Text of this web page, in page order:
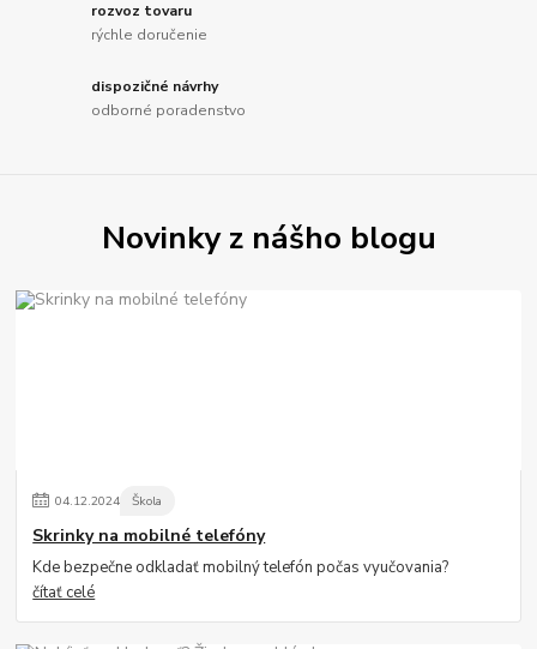
rozvoz tovaru
rýchle doručenie
dispozičné návrhy
odborné poradenstvo
Novinky z nášho blogu
04.12.2024 Škola
Skrinky na mobilné telefóny
Kde bezpečne odkladať mobilný telefón počas vyučovania?
čítať celé